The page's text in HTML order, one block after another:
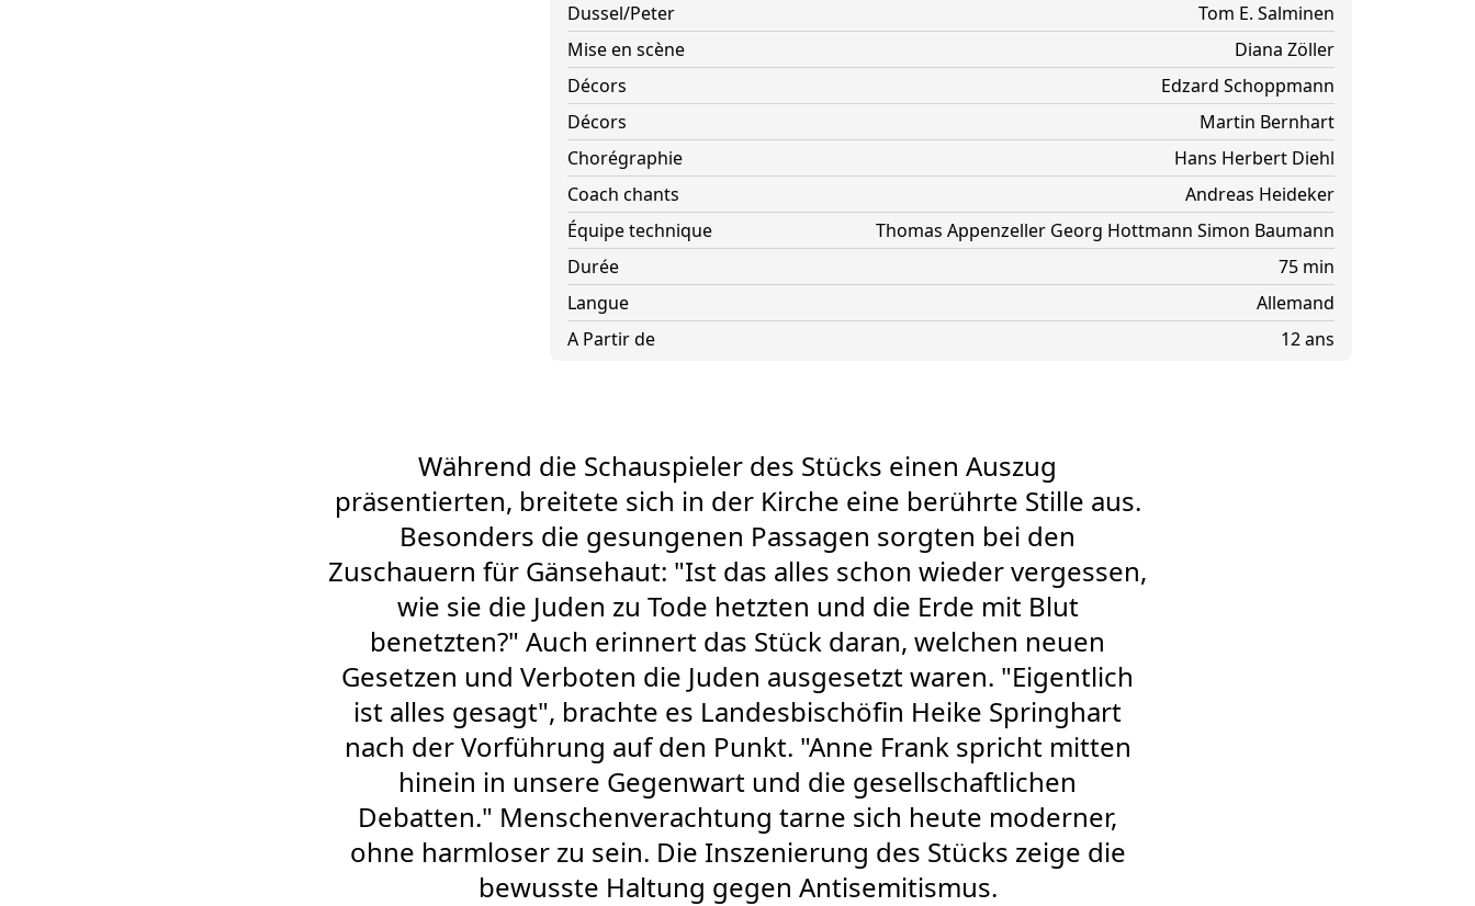
Dussel/Peter
Tom E. Salminen
Mise en scène
Diana Zöller
Décors
Edzard Schoppmann
Décors
Martin Bernhart
Chorégraphie
Hans Herbert Diehl
Coach chants
Andreas Heideker
Équipe technique
Thomas Appenzeller Georg Hottmann Simon Baumann
Durée
75 min
Langue
Allemand
A Partir de
12 ans
Während die Schauspieler des Stücks einen Auszug
präsentierten, breitete sich in der Kirche eine berührte Stille aus.
Besonders die gesungenen Passagen sorgten bei den
Zuschauern für Gänsehaut: "Ist das alles schon wieder vergessen,
wie sie die Juden zu Tode hetzten und die Erde mit Blut
benetzten?" Auch erinnert das Stück daran, welchen neuen
Gesetzen und Verboten die Juden ausgesetzt waren. "Eigentlich
ist alles gesagt", brachte es Landesbischöfin Heike Springhart
nach der Vorführung auf den Punkt. "Anne Frank spricht mitten
hinein in unsere Gegenwart und die gesellschaftlichen
Debatten." Menschenverachtung tarne sich heute moderner,
ohne harmloser zu sein. Die Inszenierung des Stücks zeige die
bewusste Haltung gegen Antisemitismus.